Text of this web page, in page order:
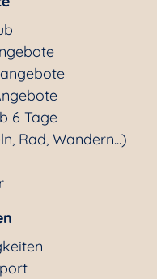
6 Tage
Rad, Wandern...)